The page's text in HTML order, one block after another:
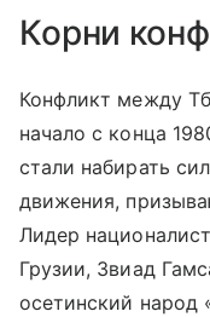
Корни
Конфликт между
начало с конца
стали набирать
движения,
Лидер
Грузии, Звиад
осетинский народ